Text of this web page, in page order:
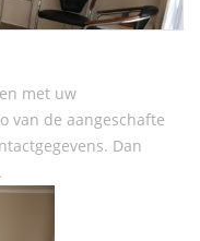
met uw
van de aangeschafte
Dan